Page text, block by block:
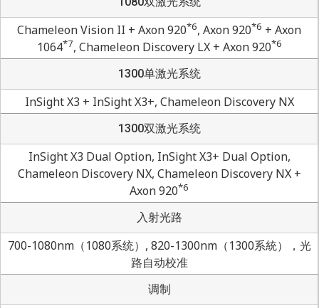
Chameleon Vision II + Axon 920*6, Axon 920*6 + Axon
1064*7, Chameleon Discovery LX + Axon 920*6
1300单激光系统
InSight X3 + InSight X3+, Chameleon Discovery NX
1300双激光系统
InSight X3 Dual Option, InSight X3+ Dual Option,
Chameleon Discovery NX, Chameleon Discovery NX +
Axon 920*6
入射光路
700-1080nm（1080系统）, 820-1300nm（1300系統），光
路自动校准
调制